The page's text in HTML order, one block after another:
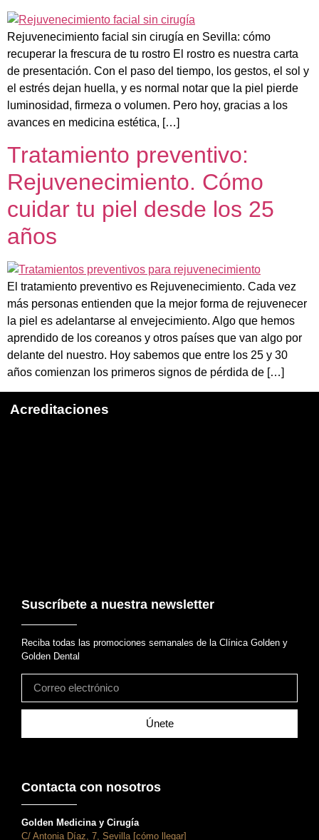
Rejuvenecimiento facial sin cirugía en Sevilla: cómo
recuperar la frescura de tu rostro El rostro es nuestra carta
de presentación. Con el paso del tiempo, los gestos, el sol y
el estrés dejan huella, y es normal notar que la piel pierde
luminosidad, firmeza o volumen. Pero hoy, gracias a los
avances en medicina estética, […]
Tratamiento preventivo:
Rejuvenecimiento. Cómo
cuidar tu piel desde los 25
años
El tratamiento preventivo es Rejuvenecimiento. Cada vez
más personas entienden que la mejor forma de rejuvenecer
la piel es adelantarse al envejecimiento. Algo que hemos
aprendido de los coreanos y otros países que van algo por
delante del nuestro. Hoy sabemos que entre los 25 y 30
años comienzan los primeros signos de pérdida de […]
Acreditaciones
Suscríbete a nuestra newsletter
Reciba todas las promociones semanales de la Clínica Golden y
Golden Dental
Únete
Contacta con nosotros
Golden Medicina y Cirugía
C/ Antonia Díaz, 7, Sevilla [cómo llegar]